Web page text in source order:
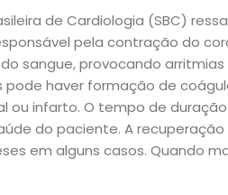
de Cardiologia (SBC)
pela contração do
sangue, provocando arritmias
pode haver formação de
ou infarto. O tempo de
do paciente. A recuperação
em alguns casos. Quando